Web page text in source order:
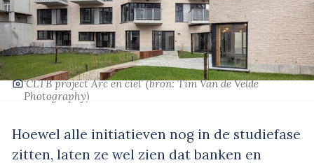
‘CLTB project Arc en ciel’(bron: Tim Van de Velde
Photography)
Hoewel alle initiatieven nog in de studiefase
zitten, laten ze wel zien dat banken en